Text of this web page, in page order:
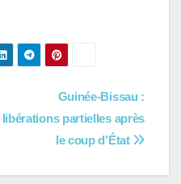
Guinée-Bissau :
libérations partielles après
le coup d’État